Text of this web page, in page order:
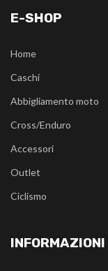
E-SHOP
Home
Caschi
Abbigliamento moto
Cross/Enduro
Accessori
Outlet
Ciclismo
INFORMAZIONI